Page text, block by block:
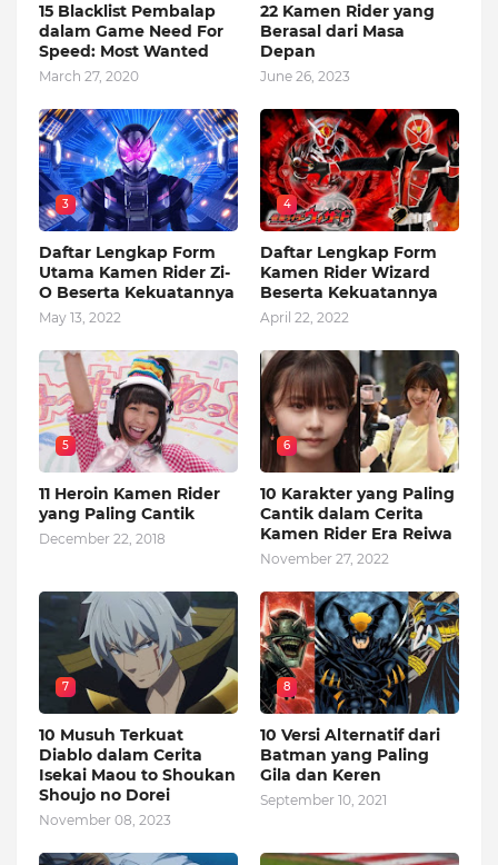
15 Blacklist Pembalap
dalam Game Need For
Speed: Most Wanted
March 27, 2020
22 Kamen Rider yang
Berasal dari Masa
Depan
June 26, 2023
3
Daftar Lengkap Form
Utama Kamen Rider Zi-
O Beserta Kekuatannya
May 13, 2022
4
Daftar Lengkap Form
Kamen Rider Wizard
Beserta Kekuatannya
April 22, 2022
5
11 Heroin Kamen Rider
yang Paling Cantik
December 22, 2018
6
10 Karakter yang Paling
Cantik dalam Cerita
Kamen Rider Era Reiwa
November 27, 2022
7
10 Musuh Terkuat
Diablo dalam Cerita
Isekai Maou to Shoukan
Shoujo no Dorei
November 08, 2023
8
10 Versi Alternatif dari
Batman yang Paling
Gila dan Keren
September 10, 2021